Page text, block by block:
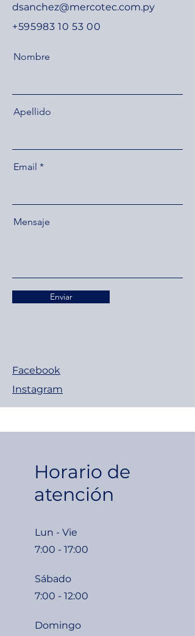
dsanchez@mercotec.com.py
+595983 10 53 00
Nombre
Apellido
Email
Mensaje
Enviar
Facebook
Instagram
Horario de
atención
Lun - Vie
7:00 - 17:00
Sábado
7:00 - 12:00
Domingo